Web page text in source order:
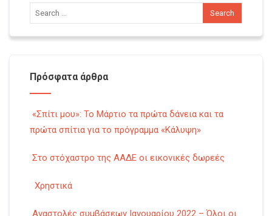
Πρόσφατα άρθρα
«Σπίτι μου»: Το Μάρτιο τα πρώτα δάνεια και τα
πρώτα σπίτια για το πρόγραμμα «Κάλυψη»
Στο στόχαστρο της ΑΑΔΕ οι εικονικές δωρεές
Χρηστικά
Αναστολές συμβάσεων Ιανουαρίου 2022 – Όλοι οι